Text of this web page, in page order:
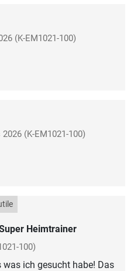
(K-EM1021-100)
2026 (K-EM1021-100)
Heimtrainer
100)
was ich gesucht habe! Das